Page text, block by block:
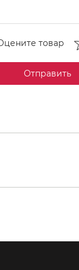
товар
Отправить